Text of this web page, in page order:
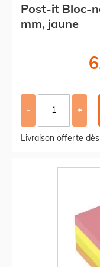
Post-it Bloc-
mm, jaune
- +
Livraison offerte dès